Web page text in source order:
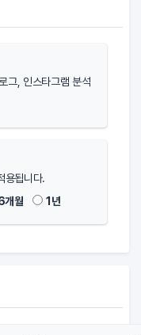
그, 인스타그램 분석
용됩니다.
개월 1년